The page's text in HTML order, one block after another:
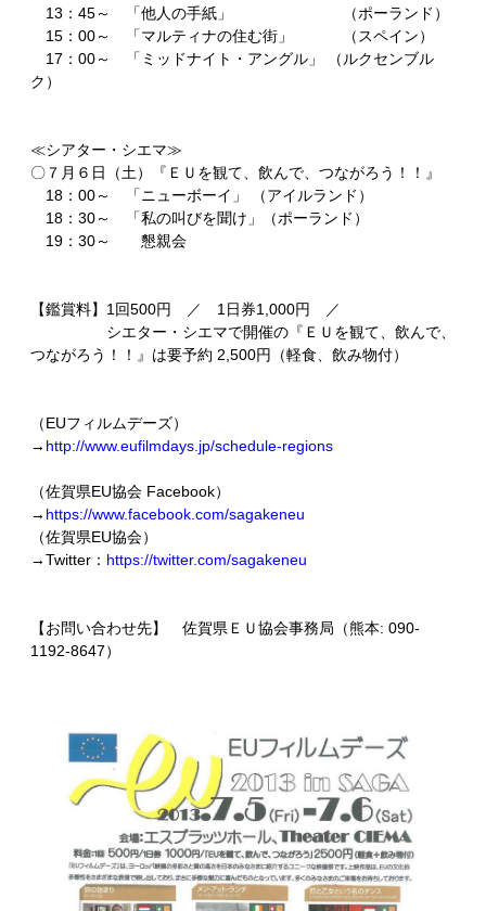
13：45～ 「他人の手紙」 （ポーランド）
15：00～ 「マルティナの住む街」 （スペイン）
17：00～ 「ミッドナイト・アングル」 （ルクセンブル
ク）
≪シアター・シエマ≫
〇７月６日（土）『ＥＵを観て、飲んで、つながろう！！』
18：00～ 「ニューボーイ」 （アイルランド）
18：30～ 「私の叫びを聞け」（ポーランド）
19：30～ 懇親会
【鑑賞料】1回500円 ／ 1日券1,000円 ／
シエター・シエマで開催の『ＥＵを観て、飲んで、
つながろう！！』は要予約 2,500円（軽食、飲み物付）
（EUフィルムデーズ）
→ http://www.eufilmdays.jp/schedule-regions
（佐賀県EU協会 Facebook）
→ https://www.facebook.com/sagakeneu
（佐賀県EU協会）
→Twitter： https://twitter.com/sagakeneu
【お問い合わせ先】 佐賀県ＥＵ協会事務局（熊本: 090-
1192-8647）